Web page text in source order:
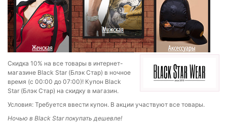
Скидка 10% на все товары в интернет-
магазине Black Star (Блэк Стар) в ночное
время (с 00:00 до 07:00)! Купон Black
Star (Блэк Стар) на скидку в магазин.
Условия: Требуется ввести купон. В акции участвуют все товары.
Ночью в Black Star покупать дешевле!